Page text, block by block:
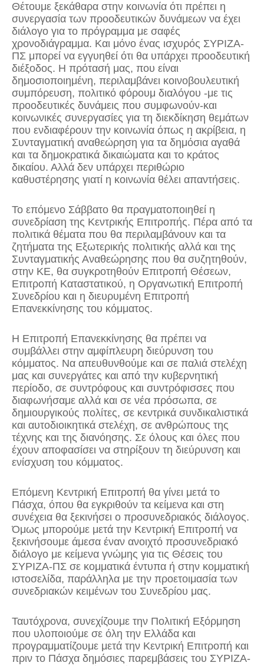
Θέτουμε ξεκάθαρα στην κοινωνία ότι πρέπει η
συνεργασία των προοδευτικών δυνάμεων να έχει
διάλογο για το πρόγραμμα με σαφές
χρονοδιάγραμμα. Και μόνο ένας ισχυρός ΣΥΡΙΖΑ-
ΠΣ μπορεί να εγγυηθεί ότι θα υπάρχει προοδευτική
διέξοδος. Η πρότασή μας, που είναι
δημοσιοποιημένη, περιλαμβάνει κοινοβουλευτική
συμπόρευση, πολιτικό φόρουμ διαλόγου -με τις
προοδευτικές δυνάμεις που συμφωνούν-και
κοινωνικές συνεργασίες για τη διεκδίκηση θεμάτων
που ενδιαφέρουν την κοινωνία όπως η ακρίβεια, η
Συνταγματική αναθεώρηση για τα δημόσια αγαθά
και τα δημοκρατικά δικαιώματα και το κράτος
δικαίου. Αλλά δεν υπάρχει περιθώριο
καθυστέρησης γιατί η κοινωνία θέλει απαντήσεις.
Το επόμενο Σάββατο θα πραγματοποιηθεί η
συνεδρίαση της Κεντρικής Επιτροπής. Πέρα από τα
πολιτικά θέματα που θα περιλαμβάνουν και τα
ζητήματα της Εξωτερικής πολιτικής αλλά και της
Συνταγματικής Αναθεώρησης που θα συζητηθούν,
στην ΚΕ, θα συγκροτηθούν Επιτροπή Θέσεων,
Επιτροπή Καταστατικού, η Οργανωτική Επιτροπή
Συνεδρίου και η διευρυμένη Επιτροπή
Επανεκκίνησης του κόμματος.
Η Επιτροπή Επανεκκίνησης θα πρέπει να
συμβάλλει στην αμφίπλευρη διεύρυνση του
κόμματος. Να απευθυνθούμε και σε παλιά στελέχη
μας και συνεργάτες και από την κυβερνητική
περίοδο, σε συντρόφους και συντρόφισσες που
διαφωνήσαμε αλλά και σε νέα πρόσωπα, σε
δημιουργικούς πολίτες, σε κεντρικά συνδικαλιστικά
και αυτοδιοικητικά στελέχη, σε ανθρώπους της
τέχνης και της διανόησης. Σε όλους και όλες που
έχουν αποφασίσει να στηρίξουν τη διεύρυνση και
ενίσχυση του κόμματος.
Επόμενη Κεντρική Επιτροπή θα γίνει μετά το
Πάσχα, όπου θα εγκριθούν τα κείμενα και στη
συνέχεια θα ξεκινήσει ο προσυνεδριακός διάλογος.
Όμως μπορούμε μετά την Κεντρική Επιτροπή να
ξεκινήσουμε άμεσα έναν ανοιχτό προσυνεδριακό
διάλογο με κείμενα γνώμης για τις Θέσεις του
ΣΥΡΙΖΑ-ΠΣ σε κομματικά έντυπα ή στην κομματική
ιστοσελίδα, παράλληλα με την προετοιμασία των
συνεδριακών κειμένων του Συνεδρίου μας.
Ταυτόχρονα, συνεχίζουμε την Πολιτική Εξόρμηση
που υλοποιούμε σε όλη την Ελλάδα και
προγραμματίζουμε μετά την Κεντρική Επιτροπή και
πριν το Πάσχα δημόσιες παρεμβάσεις του ΣΥΡΙΖΑ-